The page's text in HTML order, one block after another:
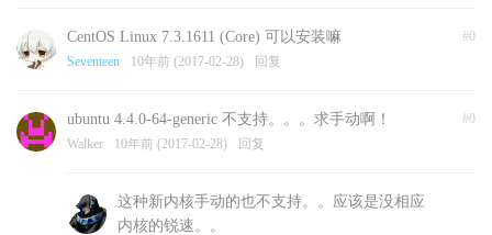
#0
CentOS Linux 7.3.1611 (Core) 可以安装嘛
Seventeen 10年前 (2017-02-28) 回复
#0
ubuntu 4.4.0-64-generic 不支持。。。求手动啊！
Walker 10年前 (2017-02-28) 回复
这种新内核手动的也不支持。。应该是没相应
内核的锐速。。